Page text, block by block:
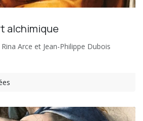
alchimique
Arce et Jean-Philippe Dubois